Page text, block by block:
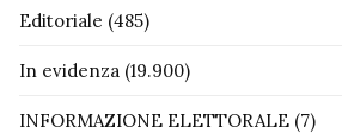
Editoriale (485)
In evidenza (19.900)
INFORMAZIONE ELETTORALE (7)